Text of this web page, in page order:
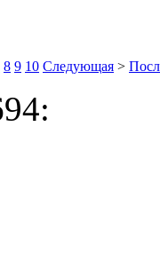
8 9 10 Следующая >